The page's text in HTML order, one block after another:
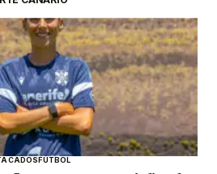
FÚTBOL